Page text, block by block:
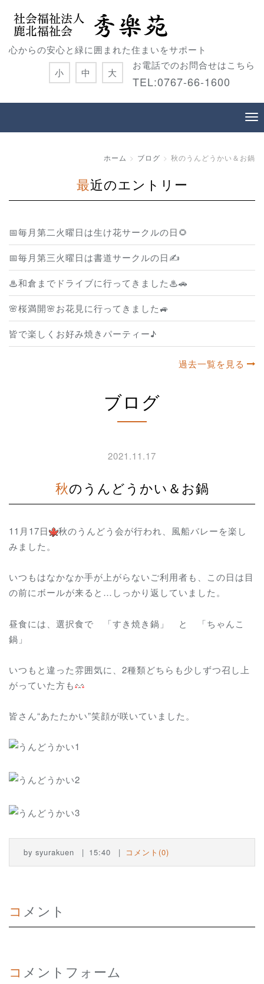
心からの安心と緑に囲まれた住まいをサポート
お電話でのお問合せはこちら
TEL:0767-66-1600
小 中 大
ホーム ブログ 秋のうんどうかい＆お鍋
最近のエントリー
📅毎月第二火曜日は生け花サークルの日🌻
📅毎月第三火曜日は書道サークルの日✍️
♨和倉までドライブに行ってきました♨🚗
🌸桜満開🌸お花見に行ってきました🚙
皆で楽しくお好み焼きパーティー♪
過去一覧を見る
ブログ
2021.11.17
秋のうんどうかい＆お鍋
11月17日
秋のうんどう会が行われ、風船バレーを楽し
みました。
いつもはなかなか手が上がらないご利用者も、この日は目
の前にボールが来ると…しっかり返していました。
昼食には、選択食で 「すき焼き鍋」 と 「ちゃんこ
鍋」
いつもと違った雰囲気に、2種類どちらも少しずつ召し上
がっていた方も
皆さん“あたたかい”笑顔が咲いていました。
by syurakuen 15:40 コメント(0)
コメント
コメントフォーム